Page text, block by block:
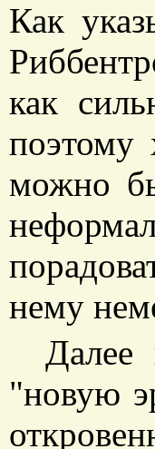
Как
как
поэтому
можно
нему
Далее
"новую